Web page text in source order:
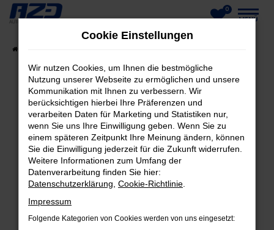
Zum
springen
0
MENÜ
FEHLER: NETWORK ERROR
Beim Laden ist ein Fehler aufgetreten.
Hier sind ein paar Tipps, die dir helfen können:
Überprüfe deine Firewall und deine
Internetverbindung.
Laden andere Webseiten, zum Beispiel deine
Suchmaschine?
Cookie Einstellungen
Wir nutzen Cookies, um Ihnen die bestmögliche
Nutzung unserer Webseite zu ermöglichen und unsere
Kommunikation mit Ihnen zu verbessern. Wir
berücksichtigen hierbei Ihre Präferenzen und
verarbeiten Daten für Marketing und Statistiken nur,
wenn Sie uns Ihre Einwilligung geben. Wenn Sie zu
einem späteren Zeitpunkt Ihre Meinung ändern, können
Sie die Einwilligung jederzeit für die Zukunft widerrufen.
Weitere Informationen zum Umfang der
Datenverarbeitung finden Sie hier:
Datenschutzerklärung Cookie-Richtlinie
Impressum
Folgende Kategorien von Cookies werden von uns eingesetzt: